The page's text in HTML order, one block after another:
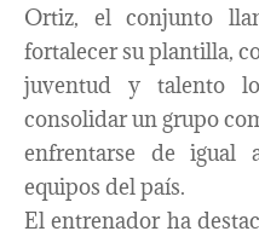
Ortiz, el conjunto
fortalecer su plantilla,
juventud y talento
consolidar un grupo
enfrentarse de igual
equipos del país.
El entrenador ha